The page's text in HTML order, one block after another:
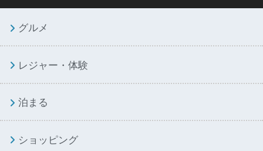
グルメ
レジャー・体験
泊まる
ショッピング